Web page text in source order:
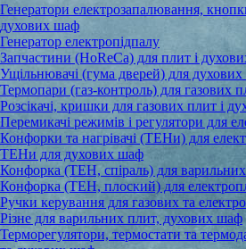
Генератори електрозапалювання,
духових шаф
Генератор електропідпалу
Запчастини (HoReCa) для плит і
Ущільнювачі (гума дверей) для
Термопари (газ-контроль) для газових
Розсікачі, кришки для газових плит і
Перемикачі режимів і регулятори для
Конфорки та нагрівачі (ТЕНи) для
ТЕНи для духових шаф
Конфорка (ТЕН, спіраль) для
Конфорка (ТЕН, плоский) для
Ручки керування для газових та
Різне для варильних плит, духових шаф
Терморегулятори, термостати та